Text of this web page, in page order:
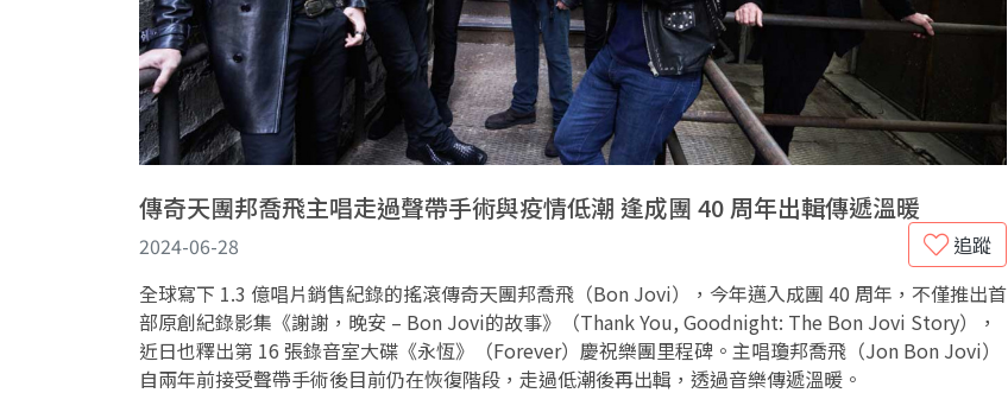
傳奇天團邦喬飛主唱走過聲帶手術與疫情低潮 逢成團 40 周年出輯傳遞溫暖
追蹤
2024-06-28
全球寫下 1.3 億唱片銷售紀錄的搖滾傳奇天團邦喬飛（Bon Jovi），今年邁入成團 40 周年，不僅推出首
部原創紀錄影集《謝謝，晚安 – Bon Jovi的故事》（Thank You, Goodnight: The Bon Jovi Story），
近日也釋出第 16 張錄音室大碟《永恆》（Forever）慶祝樂團里程碑。主唱瓊邦喬飛（Jon Bon Jovi）
自兩年前接受聲帶手術後目前仍在恢復階段，走過低潮後再出輯，透過音樂傳遞溫暖。